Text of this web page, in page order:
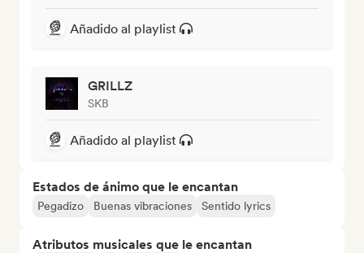
Añadido al playlist
GRILLZ
SKB
Añadido al playlist
Estados de ánimo que le encantan
Pegadizo Buenas vibraciones Sentido lyrics
Atributos musicales que le encantan